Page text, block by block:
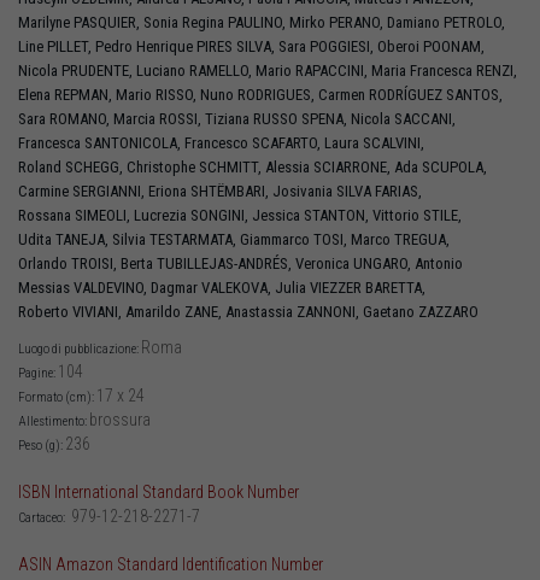
Marilyne PASQUIER, Sonia Regina PAULINO, Mirko PERANO, Damiano PETROLO,
Line PILLET, Pedro Henrique PIRES SILVA, Sara POGGIESI, Oberoi POONAM,
Nicola PRUDENTE, Luciano RAMELLO, Mario RAPACCINI, Maria Francesca RENZI,
Elena REPMAN, Mario RISSO, Nuno RODRIGUES, Carmen RODRÍGUEZ SANTOS,
Sara ROMANO, Marcia ROSSI, Tiziana RUSSO SPENA, Nicola SACCANI,
Francesca SANTONICOLA, Francesco SCAFARTO, Laura SCALVINI,
Roland SCHEGG, Christophe SCHMITT, Alessia SCIARRONE, Ada SCUPOLA,
Carmine SERGIANNI, Eriona SHTËMBARI, Josivania SILVA FARIAS,
Rossana SIMEOLI, Lucrezia SONGINI, Jessica STANTON, Vittorio STILE,
Udita TANEJA, Silvia TESTARMATA, Giammarco TOSI, Marco TREGUA,
Orlando TROISI, Berta TUBILLEJAS-ANDRÉS, Veronica UNGARO, Antonio
Messias VALDEVINO, Dagmar VALEKOVA, Julia VIEZZER BARETTA,
Roberto VIVIANI, Amarildo ZANE, Anastassia ZANNONI, Gaetano ZAZZARO
Luogo di pubblicazione: Roma
Pagine: 104
Formato (cm): 17 x 24
Allestimento: brossura
Peso (g): 236
ISBN International Standard Book Number
Cartaceo: 979-12-218-2271-7
ASIN Amazon Standard Identification Number